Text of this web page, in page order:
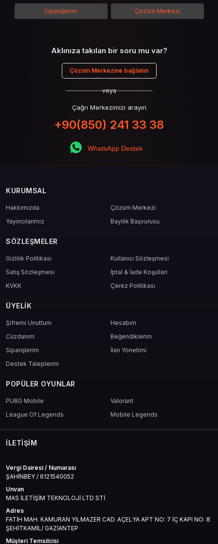
kullanımının avantajlarından da bahsedilecektir.
Siparişlerim Çözüm Merkezi
Aklınıza takılan bir soru mu var?
Çözüm Merkezine bağlanın
veya
Çağrı Merkezimizi arayın
+90(850) 241 33 38
WhatsApp Destek
KURUMSAL
Hakkımızda
Çözüm Merkezi
Yayıncılarımız
Bayilik Başvurusu
SÖZLEŞMELER
Gizlilik Politikası
Kullanıcı Sözleşmesi
Satış Sözleşmesi
İptal & İade Koşulları
KVKK
Çerez Politikası
ÜYELIK
Şifremi Unuttum
Hesabım
Cüzdanım
Beğendiklerim
Siparişlerim
İlan Yönetimi
Destek Taleplerim
POPÜLER OYUNLAR
PUBG Mobile
Valorant
League Of Legends
Mobile Legends
İLETIŞIM
Vergi Dairesi / Numarası
ŞAHİNBEY / 6121540052
Unvan
MAS İLETİŞİM TEKNOLOJİ LTD STİ
Adres
FATİH MAH. KAMURAN YILMAZER CAD. AÇELYA APT NO: 7 İÇ KAPI NO: 8
ŞEHİTKAMİL/ GAZİANTEP
Müşteri Temsilcisi